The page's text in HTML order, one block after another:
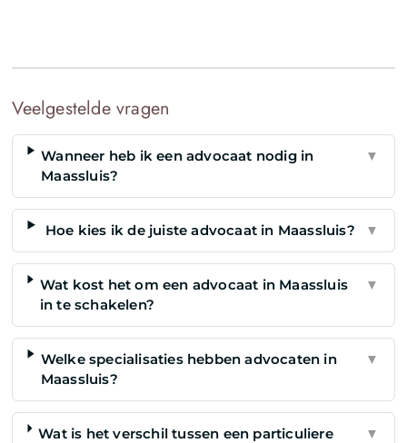
Veelgestelde vragen
Wanneer heb ik een advocaat nodig in
Maassluis?
▼
Hoe kies ik de juiste advocaat in Maassluis? ▼
Wat kost het om een advocaat in Maassluis
in te schakelen?
▼
Welke specialisaties hebben advocaten in
Maassluis?
▼
Wat is het verschil tussen een particuliere
▼